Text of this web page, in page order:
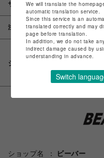
サイズ
注意事項
シェアする
ショップ名
ビーバー
We will translate the
automatic translation service.
Since this service is an
translated correctly and may
page before translation.
In addition, we do not take
indirect damage caused by
understanding in advance.
Switch